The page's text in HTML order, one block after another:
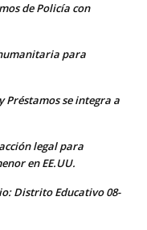
de Policía con
para
Préstamos se integra a
legal para
en EE.UU.
Distrito Educativo 08-